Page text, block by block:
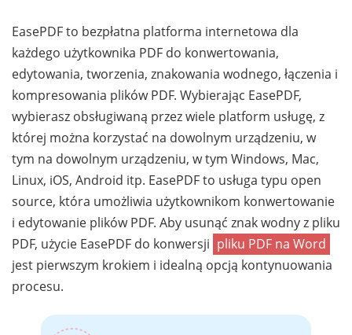
EasePDF to bezpłatna platforma internetowa dla
każdego użytkownika PDF do konwertowania,
edytowania, tworzenia, znakowania wodnego, łączenia i
kompresowania plików PDF. Wybierając EasePDF,
wybierasz obsługiwaną przez wiele platform usługę, z
której można korzystać na dowolnym urządzeniu, w
tym na dowolnym urządzeniu, w tym Windows, Mac,
Linux, iOS, Android itp. EasePDF to usługa typu open
source, która umożliwia użytkownikom konwertowanie
i edytowanie plików PDF. Aby usunąć znak wodny z pliku
PDF, użycie EasePDF do konwersji pliku PDF na Word
jest pierwszym krokiem i idealną opcją kontynuowania
procesu.